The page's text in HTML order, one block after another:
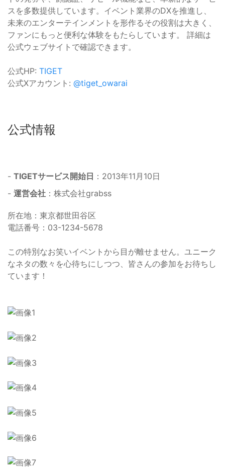
スを多数提供しています。イベント業界のDXを推進し、
未来のエンターテインメントを形作るその役割は大きく、
ファンにもっと便利な体験をもたらしています。 詳細は
公式ウェブサイトで確認できます。
公式HP: TIGET
公式Xアカウント: @tiget_owarai
公式情報
- TIGETサービス開始日 ：2013年11月10日
- 運営会社 ：株式会社grabss
所在地：東京都世田谷区
電話番号：03-1234-5678
この特別なお笑いイベントから目が離せません。ユニーク
なネタの数々を心待ちにしつつ、皆さんの参加をお待ちし
ています！